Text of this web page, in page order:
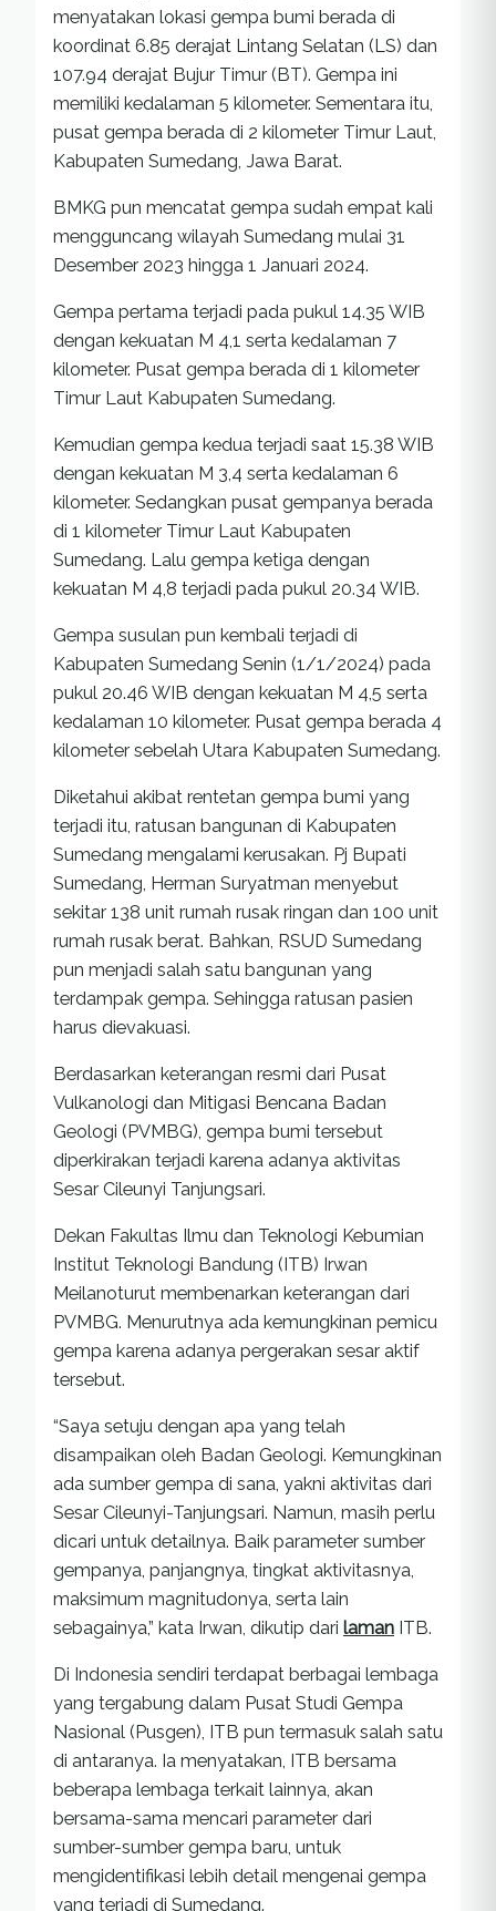
menyatakan lokasi gempa bumi berada di
koordinat 6.85 derajat Lintang Selatan (LS) dan
107.94 derajat Bujur Timur (BT). Gempa ini
memiliki kedalaman 5 kilometer. Sementara itu,
pusat gempa berada di 2 kilometer Timur Laut,
Kabupaten Sumedang, Jawa Barat.
BMKG pun mencatat gempa sudah empat kali
mengguncang wilayah Sumedang mulai 31
Desember 2023 hingga 1 Januari 2024.
Gempa pertama terjadi pada pukul 14.35 WIB
dengan kekuatan M 4,1 serta kedalaman 7
kilometer. Pusat gempa berada di 1 kilometer
Timur Laut Kabupaten Sumedang.
Kemudian gempa kedua terjadi saat 15.38 WIB
dengan kekuatan M 3,4 serta kedalaman 6
kilometer. Sedangkan pusat gempanya berada
di 1 kilometer Timur Laut Kabupaten
Sumedang. Lalu gempa ketiga dengan
kekuatan M 4,8 terjadi pada pukul 20.34 WIB.
Gempa susulan pun kembali terjadi di
Kabupaten Sumedang Senin (1/1/2024) pada
pukul 20.46 WIB dengan kekuatan M 4,5 serta
kedalaman 10 kilometer. Pusat gempa berada 4
kilometer sebelah Utara Kabupaten Sumedang.
Diketahui akibat rentetan gempa bumi yang
terjadi itu, ratusan bangunan di Kabupaten
Sumedang mengalami kerusakan. Pj Bupati
Sumedang, Herman Suryatman menyebut
sekitar 138 unit rumah rusak ringan dan 100 unit
rumah rusak berat. Bahkan, RSUD Sumedang
pun menjadi salah satu bangunan yang
terdampak gempa. Sehingga ratusan pasien
harus dievakuasi.
Berdasarkan keterangan resmi dari Pusat
Vulkanologi dan Mitigasi Bencana Badan
Geologi (PVMBG), gempa bumi tersebut
diperkirakan terjadi karena adanya aktivitas
Sesar Cileunyi Tanjungsari.
Dekan Fakultas Ilmu dan Teknologi Kebumian
Institut Teknologi Bandung (ITB) Irwan
Meilanoturut membenarkan keterangan dari
PVMBG. Menurutnya ada kemungkinan pemicu
gempa karena adanya pergerakan sesar aktif
tersebut.
“Saya setuju dengan apa yang telah
disampaikan oleh Badan Geologi. Kemungkinan
ada sumber gempa di sana, yakni aktivitas dari
Sesar Cileunyi-Tanjungsari. Namun, masih perlu
dicari untuk detailnya. Baik parameter sumber
gempanya, panjangnya, tingkat aktivitasnya,
maksimum magnitudonya, serta lain
sebagainya,” kata Irwan, dikutip dari laman ITB.
Di Indonesia sendiri terdapat berbagai lembaga
yang tergabung dalam Pusat Studi Gempa
Nasional (Pusgen), ITB pun termasuk salah satu
di antaranya. Ia menyatakan, ITB bersama
beberapa lembaga terkait lainnya, akan
bersama-sama mencari parameter dari
sumber-sumber gempa baru, untuk
mengidentifikasi lebih detail mengenai gempa
yang terjadi di Sumedang.